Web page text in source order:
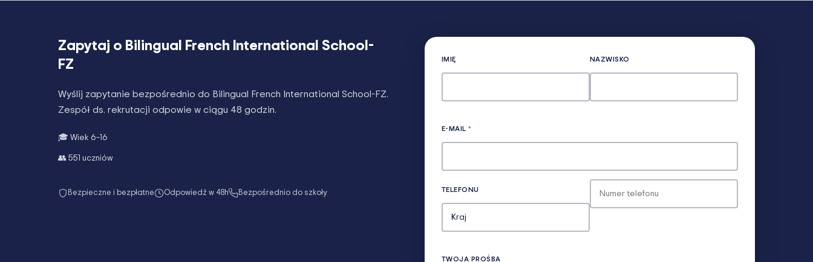
Zapytaj o Bilingual French International School-
FZ
Wyślij zapytanie bezpośrednio do Bilingual French International School-FZ.
Zespół ds. rekrutacji odpowie w ciągu 48 godzin.
🎓 Wiek 6–16
👥 551 uczniów
Bezpieczne i bezpłatne Odpowiedź w 48h Bezpośrednio do szkoły
IMIĘ NAZWISKO
E-MAIL*
TELEFONU
TWOJA PROŚBA